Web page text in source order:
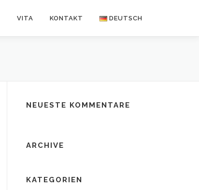
VITA KONTAKT DEUTSCH
NEUESTE KOMMENTARE
ARCHIVE
KATEGORIEN